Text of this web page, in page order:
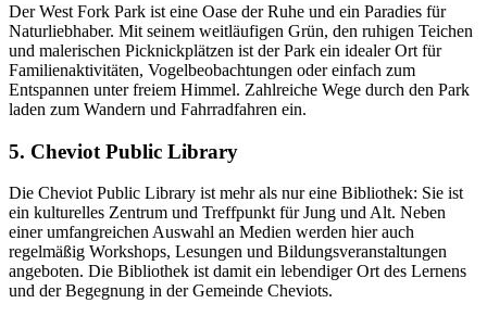
Der West Fork Park ist eine Oase der Ruhe und ein Paradies für
Naturliebhaber. Mit seinem weitläufigen Grün, den ruhigen Teichen
und malerischen Picknickplätzen ist der Park ein idealer Ort für
Familienaktivitäten, Vogelbeobachtungen oder einfach zum
Entspannen unter freiem Himmel. Zahlreiche Wege durch den Park
laden zum Wandern und Fahrradfahren ein.
5. Cheviot Public Library
Die Cheviot Public Library ist mehr als nur eine Bibliothek: Sie ist
ein kulturelles Zentrum und Treffpunkt für Jung und Alt. Neben
einer umfangreichen Auswahl an Medien werden hier auch
regelmäßig Workshops, Lesungen und Bildungsveranstaltungen
angeboten. Die Bibliothek ist damit ein lebendiger Ort des Lernens
und der Begegnung in der Gemeinde Cheviots.